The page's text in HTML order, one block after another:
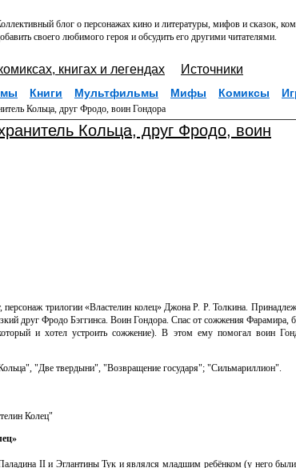
блог о персонажах кино и литературы, мифов и сказок,
своего любимого героя и обсудить его другими читателями.
книгах и легендах
Источники
Книги Мультфильмы Мифы Комиксы
Кольца, друг Фродо, воин Гондора
Кольца, друг Фродо, воин
трилогии «Властелин колец» Джона Р. Р. Толкина.
друг Фродо Бэггинса. Воин Гондора. Спас от сожжения Фарамира,
и хотел устроить сожжение). В этом ему помогал воин
", "Две твердыни", "Возвращение государя"; "Сильмариллион".
Колец"
II и Эглантины Тук и являлся младшим ребёнком (у него